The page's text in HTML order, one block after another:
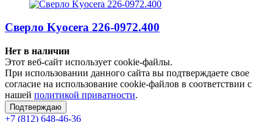
Сверло Kyocera 226-0972.400
Нет в наличии
Этот веб-сайт использует cookie-файлы.
При использовании данного сайта вы подтверждаете свое
согласие на использование cookie-файлов в соответствии с
нашей политикой приватности.
Подтверждаю
+7 (812) 648-46-36